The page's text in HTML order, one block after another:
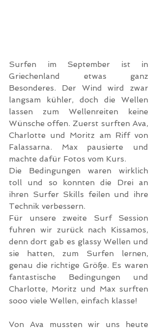
Surfen im September ist in
Griechenland etwas ganz
Besonderes. Der Wind wird zwar
langsam kühler, doch die Wellen
lassen zum Wellenreiten keine
Wünsche offen. Zuerst surften Ava,
Charlotte und Moritz am Riff von
Falassarna. Max pausierte und
machte dafür Fotos vom Kurs.
Die Bedingungen waren wirklich
toll und so konnten die Drei an
ihren Surfer Skills feilen und ihre
Technik verbessern.
Für unsere zweite Surf Session
fuhren wir zurück nach Kissamos,
denn dort gab es glassy Wellen und
sie hatten, zum Surfen lernen,
genau die richtige Größe. Es waren
fantastische Bedingungen und
Charlotte, Moritz und Max surften
sooo viele Wellen, einfach klasse!
Von Ava mussten wir uns heute